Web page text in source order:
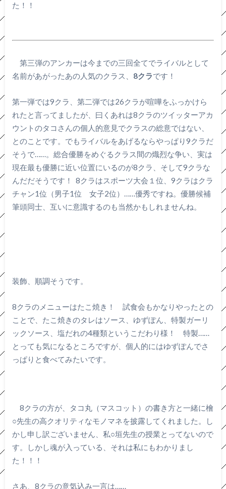
た！！
第三弾のアンカーは今までの三回全てでライバルとして
名前があがったあの人気のクラス、 8クラです！
第一弾では9クラ、第二弾では26クラが喧嘩をふっかけら
れたと言ってましたが、曰くあれは8クラのツイッターアカ
ウントのタコさんの個人的意見でクラスの総意ではない、
とのことです。でもライバルをあげるならやっぱり9クラだ
そうで……。総合優勝をめぐるクラス間の熾烈な争い、実は
現在最も優勝に近い位置にいるのが8クラ、そして9クラな
んだだそうです！ 8クラはスポーツ大会１位、9クラはクラ
チャン1位（男子1位 女子2位）……優秀ですね。優勝候補
筆頭同士、互いに意識するのも当然かもしれませんね。
装飾、順調そうです。
8クラのメニューはたこ焼き！ 試食会もかなりやったとの
ことで、たこ焼きのタレはソース、ゆずぽん、特製ガーリ
ックソース、塩だれの4種類というこだわり様！ 特製……
とっても気になるところですが、個人的にはゆずぽんでさ
っぱりと食べてみたいです。
8クラの方が、タコ丸（マスコット）の書き方と一緒に檜
○先生の高クオリティなモノマネを披露してくれました。し
かし申し訳ございません、私○垣先生の授業とってないので
す。しかし魂が入っている、それは私にもわかりまし
た！！！
さあ、8クラの意気込み一言は……